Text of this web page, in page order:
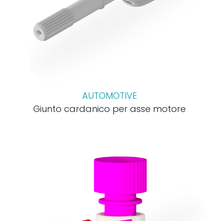
AUTOMOTIVE
Giunto cardanico per asse motore